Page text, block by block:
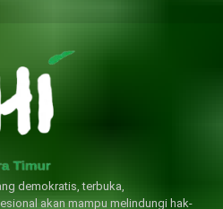
demokratis, terbuka,
akan mampu melindungi hak-